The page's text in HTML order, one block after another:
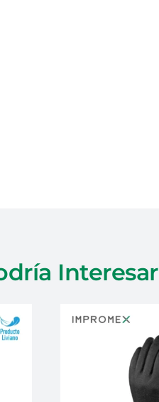
Interesar